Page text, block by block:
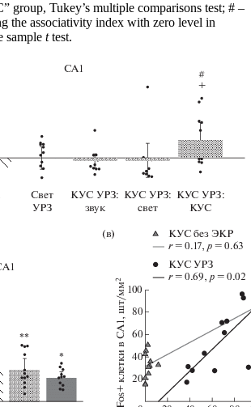
group, Tukey’s multiple comparisons test; # –
the associativity index with zero level in
sample ttest.